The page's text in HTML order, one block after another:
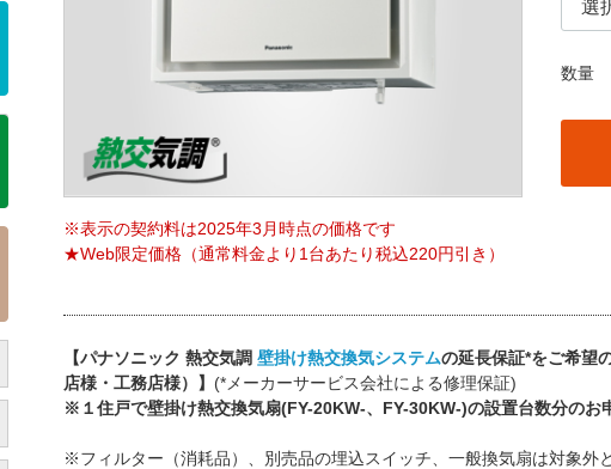
数量
※表示の契約料は2025年3月時点の価格です
★Web限定価格（通常料金より1台あたり税込220円引き）
【パナソニック 熱交気調 壁掛け熱交換気システムの延長保証*をご希望
店様・工務店様）】 (*メーカーサービス会社による修理保証)
※１住戸で壁掛け熱交換気扇(FY-20KW-、FY-30KW-)の設置台数分のお
※フィルター（消耗品）、別売品の埋込スイッチ、一般換気扇は対象外